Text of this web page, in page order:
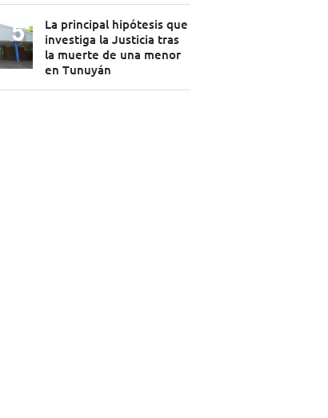
La principal hipótesis que
investiga la Justicia tras
la muerte de una menor
en Tunuyán